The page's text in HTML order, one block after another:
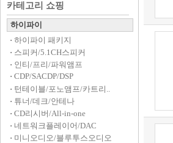
카테고리 쇼핑
하이파이
· 하이파이 패키지
· 스피커/5.1CH스피커
· 인티/프리/파워앰프
· CDP/SACDP/DSP
· 턴테이블/포노앰프/카트리..
· 튜너/데크/안테나
· CD리시버/All-in-one
· 네트워크플레이어/DAC
· 미니오디오/블루투스오디오